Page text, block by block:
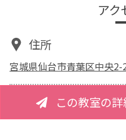
アク
住所
宮城県仙台市青葉区中央
この教室の